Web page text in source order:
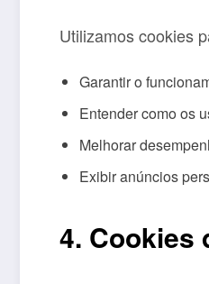
Utilizamos cookies
Garantir o
Entender como os
Melhorar
Exibir anúncios
4. Cookies